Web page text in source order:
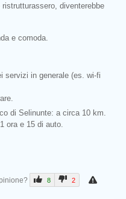
diventerebbe
e comoda.
servizi in generale (es. wi-fi
di Selinunte: a circa 10 km.
ora e 15 di auto.
8 2